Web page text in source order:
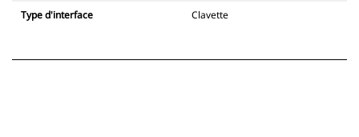
Type d'interface Clavette